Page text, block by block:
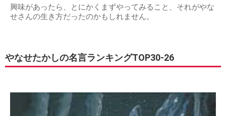
興味があったら、とにかくまずやってみること、それがやな
せさんの生き方だったのかもしれません。
やなせたかしの名言ランキングTOP30-26